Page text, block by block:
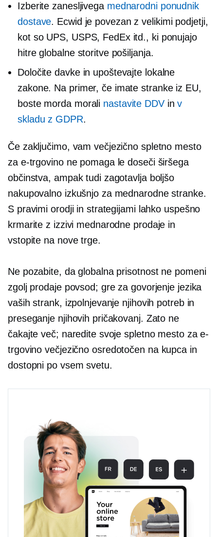
Izberite zanesljivega mednarodni ponudnik
dostave. Ecwid je povezan z velikimi podjetji,
kot so UPS, USPS, FedEx itd., ki ponujajo
hitre globalne storitve pošiljanja.
Določite davke in upoštevajte lokalne
zakone. Na primer, če imate stranke iz EU,
boste morda morali nastavite DDVinv
skladu z GDPR.
Če zaključimo, vam večjezično spletno mesto
za e-trgovino ne pomaga le doseči širšega
občinstva, ampak tudi zagotavlja boljšo
nakupovalno izkušnjo za mednarodne stranke.
S pravimi orodji in strategijami lahko uspešno
krmarite z izzivi mednarodne prodaje in
vstopite na nove trge.
Ne pozabite, da globalna prisotnost ne pomeni
zgolj prodaje povsod; gre za govorjenje jezika
vaših strank, izpolnjevanje njihovih potreb in
preseganje njihovih pričakovanj. Zato ne
čakajte več; naredite svoje spletno mesto za e-
trgovino večjezično osredotočen na kupca in
dostopni po vsem svetu.